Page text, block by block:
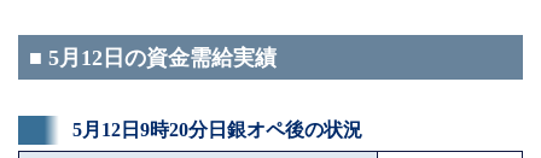
■ 5月12日の資金需給実績
5月12日9時20分日銀オペ後の状況